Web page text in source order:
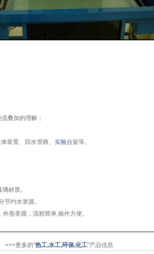
叠加的理解；
装置、回水管路、 实验台架等。
材质。
约水资源。
形美观，流程简单,操作方便。
>>>更多的“热工,水工,环保,化工”产品信息